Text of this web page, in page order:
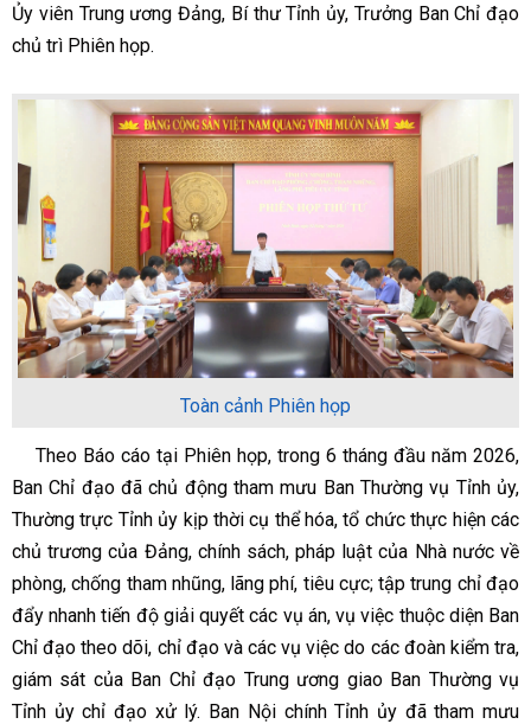
Ủy viên Trung ương Đảng, Bí thư Tỉnh ủy, Trưởng Ban Chỉ đạo
chủ trì Phiên họp.
Toàn cảnh Phiên họp
Theo Báo cáo tại Phiên họp, trong 6 tháng đầu năm 2026,
Ban Chỉ đạo đã chủ động tham mưu Ban Thường vụ Tỉnh ủy,
Thường trực Tỉnh ủy kịp thời cụ thể hóa, tổ chức thực hiện các
chủ trương của Đảng, chính sách, pháp luật của Nhà nước về
phòng, chống tham nhũng, lãng phí, tiêu cực; tập trung chỉ đạo
đẩy nhanh tiến độ giải quyết các vụ án, vụ việc thuộc diện Ban
Chỉ đạo theo dõi, chỉ đạo và các vụ việc do các đoàn kiểm tra,
giám sát của Ban Chỉ đạo Trung ương giao Ban Thường vụ
Tỉnh ủy chỉ đạo xử lý. Ban Nội chính Tỉnh ủy đã tham mưu